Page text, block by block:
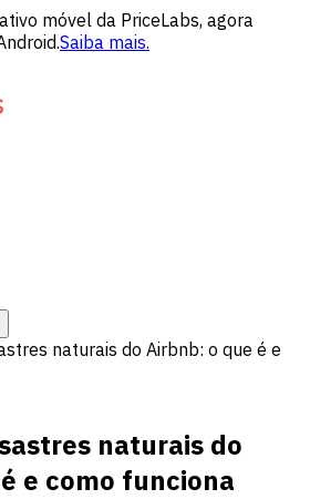
móvel da PriceLabs, agora
Saiba mais.
naturais do Airbnb: o que é e
naturais do
e como funciona